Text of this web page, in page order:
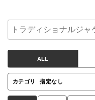
ALL
カテゴリ 指定なし